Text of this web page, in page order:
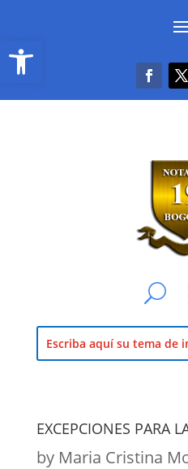
Abrir barra de herramientas
EXCEPCIONES PARA
by Maria Cristina